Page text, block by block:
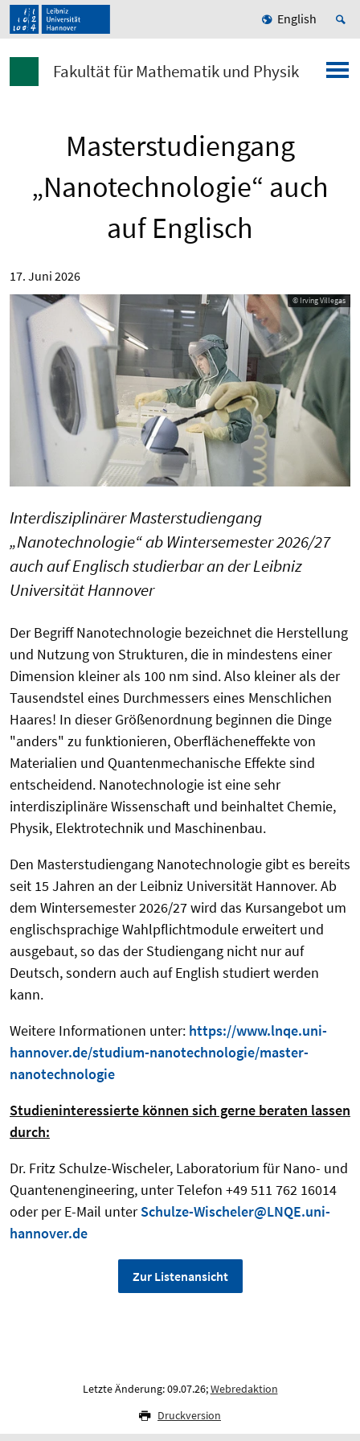
English
Fakultät für Mathematik und Physik
Masterstudiengang
„Nanotechnologie“ auch
auf Englisch
17. Juni 2026
© Irving Villegas
Interdisziplinärer Masterstudiengang
„Nanotechnologie“ ab Wintersemester 2026/27
auch auf Englisch studierbar an der Leibniz
Universität Hannover
Der Begriff Nanotechnologie bezeichnet die Herstellung
und Nutzung von Strukturen, die in mindestens einer
Dimension kleiner als 100 nm sind. Also kleiner als der
Tausendstel eines Durchmessers eines Menschlichen
Haares! In dieser Größenordnung beginnen die Dinge
"anders" zu funktionieren, Oberflächeneffekte von
Materialien und Quantenmechanische Effekte sind
entscheidend. Nanotechnologie ist eine sehr
interdisziplinäre Wissenschaft und beinhaltet Chemie,
Physik, Elektrotechnik und Maschinenbau.
Den Masterstudiengang Nanotechnologie gibt es bereits
seit 15 Jahren an der Leibniz Universität Hannover. Ab
dem Wintersemester 2026/27 wird das Kursangebot um
englischsprachige Wahlpflichtmodule erweitert und
ausgebaut, so das der Studiengang nicht nur auf
Deutsch, sondern auch auf English studiert werden
kann.
Weitere Informationen unter: https://www.lnqe.uni-
hannover.de/studium-nanotechnologie/master-
nanotechnologie
Studieninteressierte können sich gerne beraten lassen
durch:
Dr. Fritz Schulze-Wischeler, Laboratorium für Nano- und
Quantenengineering, unter Telefon +49 511 762 16014
oder per E-Mail unterSchulze-Wischeler@LNQE.uni-
hannover.de
Zur Listenansicht
Letzte Änderung: 09.07.26;Webredaktion
Druckversion